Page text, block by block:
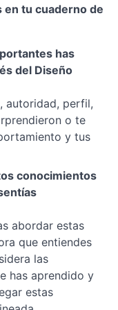
en tu cuaderno de
has
del Diseño
autoridad, perfil,
o te
y tus
conocimientos
abordar estas
que entiendes
las
has aprendido y
estas